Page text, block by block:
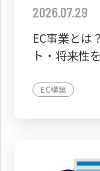
2026.07.29
EC事業とは
ト・将来性
EC構築